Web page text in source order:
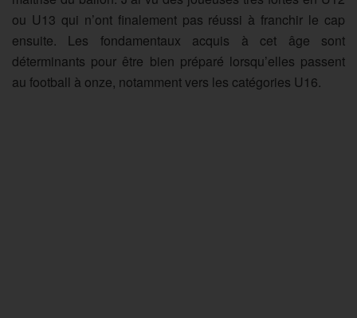
ou U13 qui n’ont finalement pas réussi à franchir le cap
ensuite. Les fondamentaux acquis à cet âge sont
déterminants pour être bien préparé lorsqu’elles passent
au football à onze, notamment vers les catégories U16.